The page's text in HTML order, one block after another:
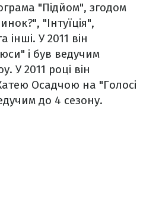
"Підйом", згодом
"Інтуїція",
інші. У 2011 він
і був ведучим
У 2011 році він
Осадчою на "Голосі
до 4 сезону.